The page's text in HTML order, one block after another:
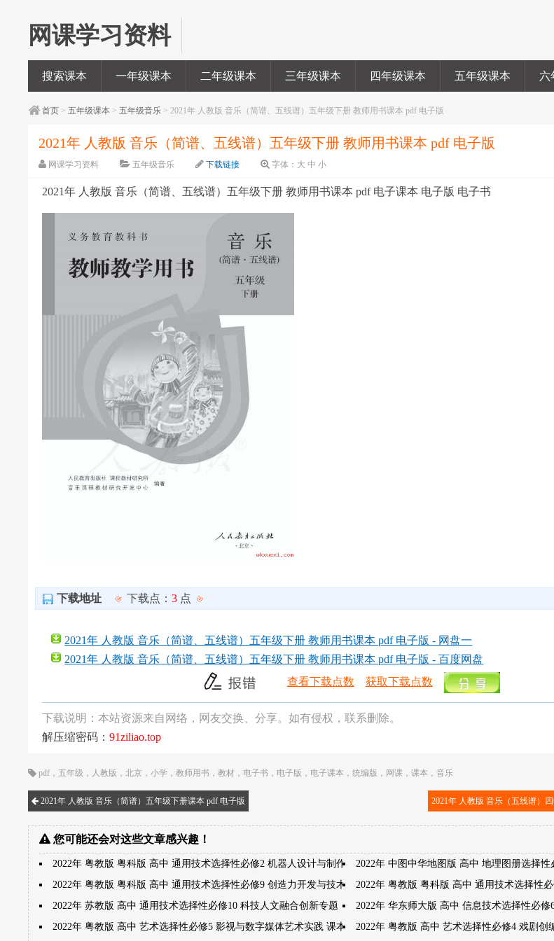
网课学习资料
搜索课本 一年级课本 二年级课本 三年级课本 四年级课本 五年级课本 六
首页 >五年级课本 >五年级音乐 > 2021年 人教版 音乐（简谱、五线谱）五年级下册 教师用书课本 pdf 电子版
2021年 人教版 音乐（简谱、五线谱）五年级下册 教师用书课本 pdf 电子版
网课学习资料 五年级音乐 下载链接 字体： 大 中 小
2021年 人教版 音乐（简谱、五线谱）五年级下册 教师用书课本 pdf 电子课本 电子版 电子书
下载地址 下载点：3 点
2021年 人教版 音乐（简谱、五线谱）五年级下册 教师用书课本 pdf 电子版 - 网盘一
2021年 人教版 音乐（简谱、五线谱）五年级下册 教师用书课本 pdf 电子版 - 百度网盘
查看下载点数
获取下载点数
下载说明：本站资源来自网络，网友交换、分享。如有侵权，联系删除。
解压缩密码：91ziliao.top
pdf ， 五年级 ， 人教版 ，北京 ，小学 ，教师用书 ，教材 ， 电子书 ， 电子版 ， 电子课本 ，统编版 ， 网课 ，课本 ，音乐
2021年 人教版 音乐（简谱）五年级下册课本 pdf 电子版 2021年 人教版 音乐（五线谱）
您可能还会对这些文章感兴趣！
2022年 粤教版 粤科版 高中 通用技术选择性必修2 机器人设计与制作
2022年 中图中华地图版 高中 地理图册选择性
2022年 粤教版 粤科版 高中 通用技术选择性必修9 创造力开发与技术发明2022年 粤教版 粤科版 高中 通用技术选择性
2022年 苏教版 高中 通用技术选择性必修10 科技人文融合创新专题
2022年 华东师大版 高中 信息技术选择性必
2022年 粤教版 高中 艺术选择性必修5 影视与数字媒体艺术实践 课本 pdf 高清2022年 粤教版 高中 艺术选择性必修4 戏剧创